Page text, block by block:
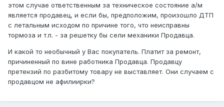
этом случае ответственным за техническое состояние а/м
является продавец, и если бы, предположим, произошло ДТП
с летальным исходом по причине того, что неисправны
тормоза и т.п. - за решетку бы сели механики Продавца.
И какой то необычный у Вас покупатель. Платит за ремонт,
причиненный по вине работника Продавца. Продавцу
претензий по разбитому товару не выставляет. Они случаем с
продавцом не афилиирки?